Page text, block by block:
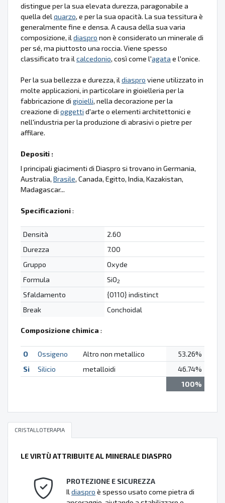
distingue per la sua elevata durezza, paragonabile a
quella del quarzo, e per la sua opacità. La sua tessitura è
generalmente fine e densa. A causa della sua varia
composizione, il diaspro non è considerato un minerale di
per sé, ma piuttosto una roccia. Viene spesso
classificato tra il calcedonio, così come l'agata e l'onice.
Per la sua bellezza e durezza, il diaspro viene utilizzato in
molte applicazioni, in particolare in gioielleria per la
fabbricazione di gioielli, nella decorazione per la
creazione di oggetti d'arte o elementi architettonici e
nell'industria per la produzione di abrasivi o pietre per
affilare.
Depositi :
I principali giacimenti di Diaspro si trovano in Germania,
Australia, Brasile, Canada, Egitto, India, Kazakistan,
Madagascar...
Specificazioni:
Densità
2.60
Durezza
7.00
Gruppo
Oxyde
Formula
SiO2
Sfaldamento
{0110} indistinct
Break
Conchoidal
Composizione chimica :
O Ossigeno Altro non metallico
53.26%
Si
Silicio metalloidi
46.74%
100%
CRISTALLOTERAPIA
LE VIRTÙ ATTRIBUITE AL MINERALE DIASPRO
PROTEZIONE E SICUREZZA
Il diaspro è spesso usato come pietra di